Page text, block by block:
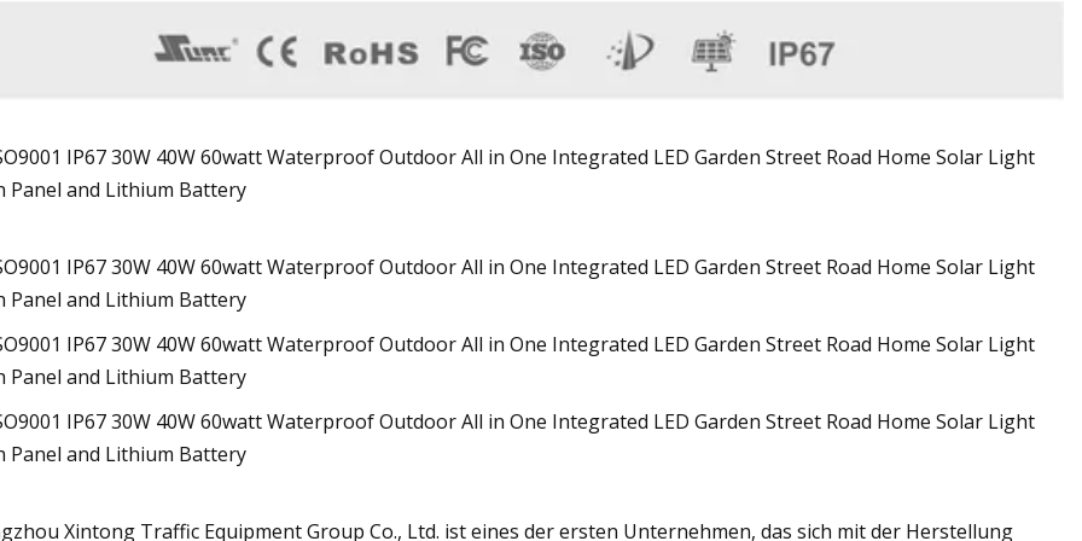
Xintong Traffic Equipment Group Co., Ltd. ist eines der ersten Unternehmen, das sich mit der Herstellung